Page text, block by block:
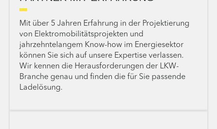
Mit über 5 Jahren Erfahrung in der Projektierung
von Elektromobilitäts­projekten und
jahrzehntelangem Know-how im Energiesektor
können Sie sich auf unsere Expertise verlassen.
Wir kennen die Herausforderungen der LKW-
Branche genau und finden die für Sie passende
Ladelösung.